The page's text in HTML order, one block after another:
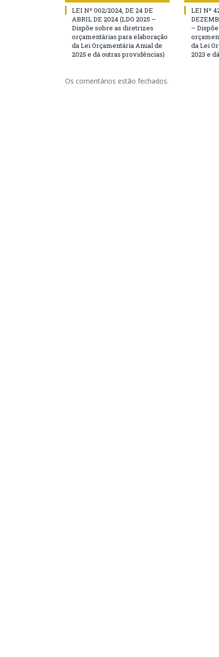
LEI Nº 002/2024, DE 24 DE
ABRIL DE 2024 (LDO 2025 –
Dispõe sobre as diretrizes
orçamentárias para elaboração
da Lei Orçamentária Anual de
2025 e dá outras providências)
LEI Nº
–
da Lei
2023 e
Os comentários estão fechados.